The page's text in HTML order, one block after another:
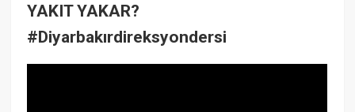
YAKIT YAKAR?
#Diyarbakırdireksyondersi